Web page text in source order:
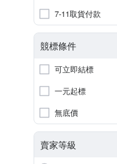
7-11取貨付款
競標條件
可立即結標
一元起標
無底價
賣家等級